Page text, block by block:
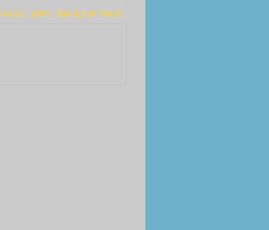
LATER: THE BONE TEMPL...